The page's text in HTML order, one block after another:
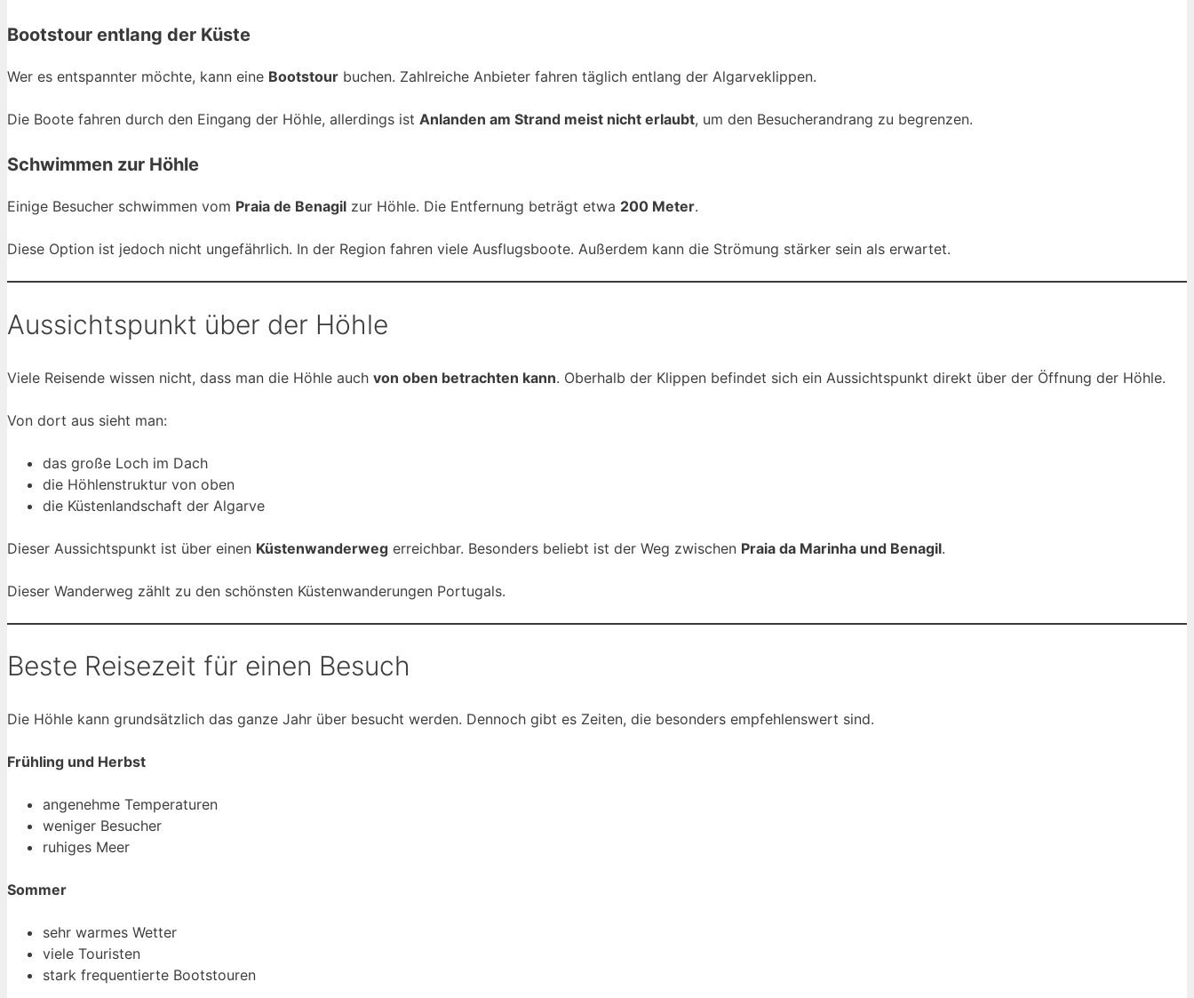
Bootstour entlang der Küste
Wer es entspannter möchte, kann eine Bootstour buchen. Zahlreiche Anbieter fahren täglich entlang der Algarveklippen.
Die Boote fahren durch den Eingang der Höhle, allerdings ist Anlanden am Strand meist nicht erlaubt, um den Besucherandrang zu begrenzen.
Schwimmen zur Höhle
Einige Besucher schwimmen vom Praia de Benagil zur Höhle. Die Entfernung beträgt etwa 200 Meter.
Diese Option ist jedoch nicht ungefährlich. In der Region fahren viele Ausflugsboote. Außerdem kann die Strömung stärker sein als erwartet.
Aussichtspunkt über der Höhle
Viele Reisende wissen nicht, dass man die Höhle auch von oben betrachten kann. Oberhalb der Klippen befindet sich ein Aussichtspunkt direkt über der Öffnung der Höhle.
Von dort aus sieht man:
das große Loch im Dach
die Höhlenstruktur von oben
die Küstenlandschaft der Algarve
Dieser Aussichtspunkt ist über einen Küstenwanderweg erreichbar. Besonders beliebt ist der Weg zwischen Praia da Marinha und Benagil.
Dieser Wanderweg zählt zu den schönsten Küstenwanderungen Portugals.
Beste Reisezeit für einen Besuch
Die Höhle kann grundsätzlich das ganze Jahr über besucht werden. Dennoch gibt es Zeiten, die besonders empfehlenswert sind.
Frühling und Herbst
angenehme Temperaturen
weniger Besucher
ruhiges Meer
Sommer
sehr warmes Wetter
viele Touristen
stark frequentierte Bootstouren